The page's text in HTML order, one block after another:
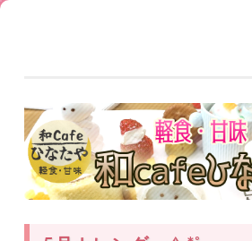
ン
ツ
へ
ス
キ
ッ
ひな
たや